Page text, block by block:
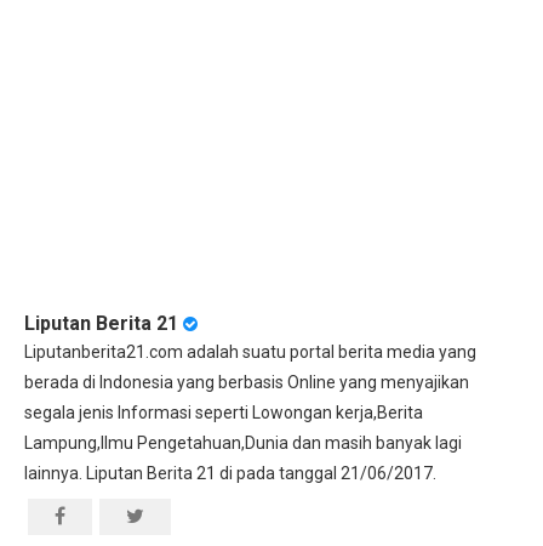
Liputan Berita 21
Liputanberita21.com adalah suatu portal berita media yang
berada di Indonesia yang berbasis Online yang menyajikan
segala jenis Informasi seperti Lowongan kerja,Berita
Lampung,Ilmu Pengetahuan,Dunia dan masih banyak lagi
lainnya. Liputan Berita 21 di pada tanggal 21/06/2017.